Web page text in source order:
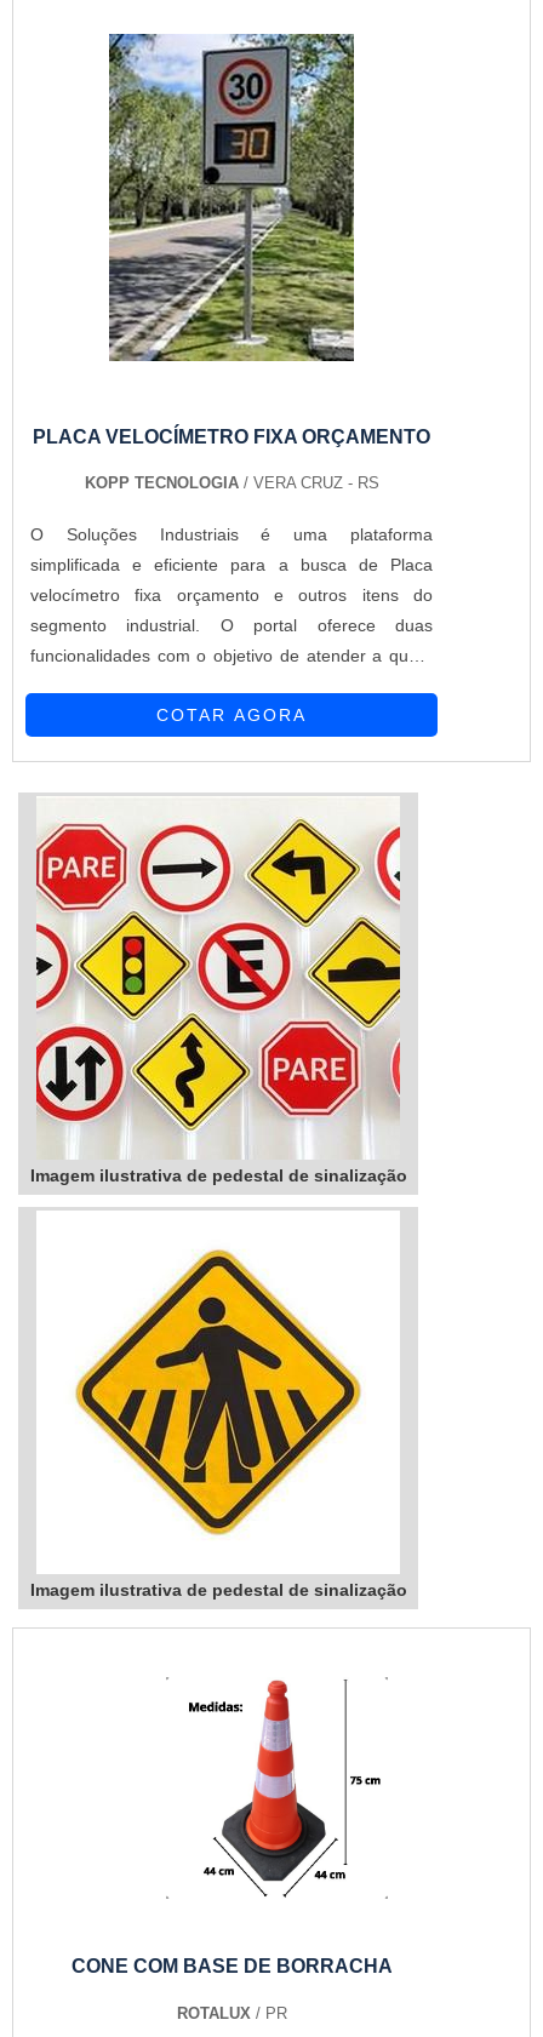
PLACA VELOCÍMETRO FIXA ORÇAMENTO
KOPP TECNOLOGIA / VERA CRUZ - RS
O Soluções Industriais é uma plataforma
simplificada e eficiente para a busca de Placa
velocímetro fixa orçamento e outros itens do
segmento industrial. O portal oferece duas
funcionalidades com o objetivo de atender a quem
industrial ou empresas com interesse na divulgação
COTAR AGORA
Imagem ilustrativa de pedestal de sinalização
Imagem ilustrativa de pedestal de sinalização
CONE COM BASE DE BORRACHA
ROTALUX / PR